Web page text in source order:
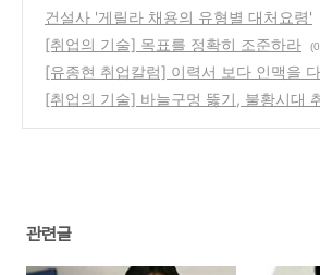
건설사 '게릴라 채용의 유형별 대처요령'
[취업의 기술] 목표를 정확히 조준하라
[유종현 취업칼럼] 이력서 보다 인맥을
라
(0)
[취업의 기술] 바늘구멍 뚫기, 불황시대
관련글